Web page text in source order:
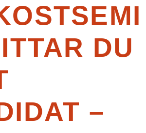
DU
–